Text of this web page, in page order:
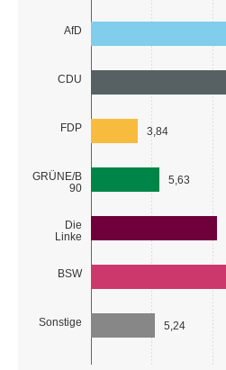
AfD
CDU
FDP
GRÜNE/B
90
Die
Linke
BSW
Sonstige
3,84
5,63
5,24